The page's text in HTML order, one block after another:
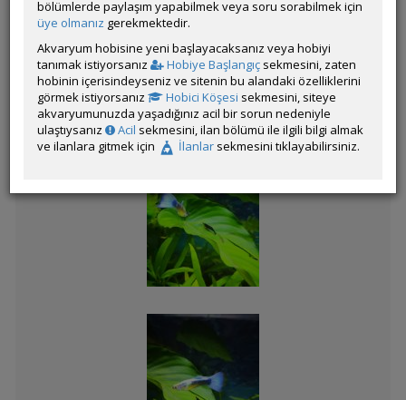
Kategorinin Diğer Katılımları
Liste
Red tail big ear ribbon
yavrum
Blue lace big dorsal
PROTOMELAS
FENESTRATUS STEVENİ
Tiger Endler
bölümlerde paylaşım yapabilmek veya soru sorabilmek için
üye olmanız gerekmektedir.
Akvaryum hobisine yeni başlayacaksanız veya hobiyi
tanımak istiyorsanız
Hobiye Başlangıç sekmesini, zaten
hobinin içerisindeyseniz ve sitenin bu alandaki özelliklerini
görmek istiyorsanız
Hobici Köşesi sekmesini, siteye
akvaryumunuzda yaşadığınız acil bir sorun nedeniyle
ulaştıysanız
Acil sekmesini, ilan bölümü ile ilgili bilgi almak
ve ilanlara gitmek için
İlanlar sekmesini tıklayabilirsiniz.